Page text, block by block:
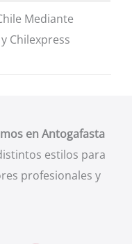
Mediante
Chilexpress
en Antogafasta
estilos para
profesionales y